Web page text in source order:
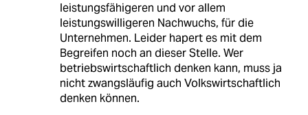
leistungsfähigeren und vor allem
leistungswilligeren Nachwuchs, für die
Unternehmen. Leider hapert es mit dem
Begreifen noch an dieser Stelle. Wer
betriebswirtschaftlich denken kann, muss ja
nicht zwangsläufig auch Volkswirtschaftlich
denken können.